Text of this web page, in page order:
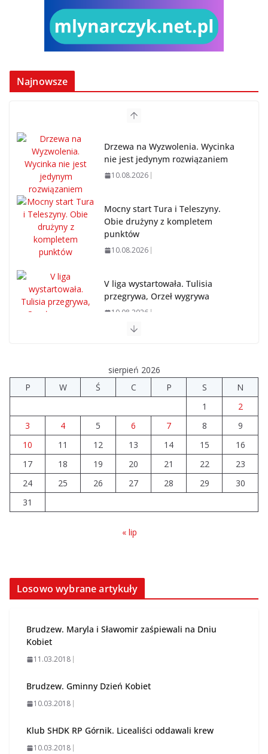
Najnowsze
Drzewa na Wyzwolenia. Wycinka
nie jest jedynym rozwiązaniem
10.08.2026
Mocny start Tura i Teleszyny.
Obie drużyny z kompletem
punktów
10.08.2026
V liga wystartowała. Tulisia
przegrywa, Orzeł wygrywa
10.08.2026
07.08.2026
Akademia Sportu rozpoczęła przygotowania do
nowego sezonu
07.08.2026
Nowy samochód zaopatrzeniowy
dla strażaków z Turku
sierpień 2026
P
W Ś C P S
N
1
2
3
4 5 6 7 8
9
10
11 12 13 14 15
16
17
18 19 20 21 22
23
24
25 26 27 28 29
30
31
« lip
Losowo wybrane artykuły
Brudzew. Maryla i Sławomir zaśpiewali na Dniu
Kobiet
11.03.2018
Brudzew. Gminny Dzień Kobiet
10.03.2018
Klub SHDK RP Górnik. Licealiści oddawali krew
10.03.2018